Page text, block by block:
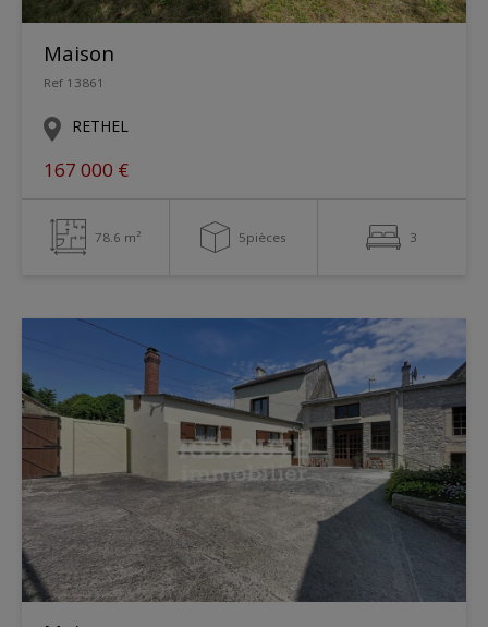
Maison
Ref 13861
RETHEL
167 000 €
78.6 m² 5pièces 3